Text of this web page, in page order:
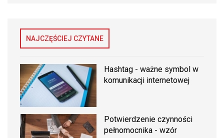
NAJCZĘŚCIEJ CZYTANE
Hashtag - ważne symbol w
komunikacji internetowej
Potwierdzenie czynności
pełnomocnika - wzór